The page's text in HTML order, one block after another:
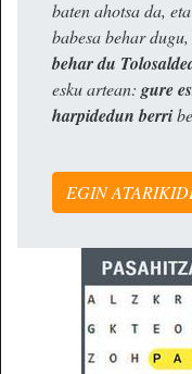
baten ahotsa da,
babesa behar
behar du
esku artean: gure
harpidedun berri
EGIN